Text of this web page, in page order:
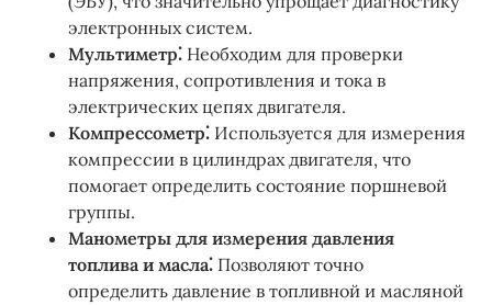
электронных систем.
Мультиметр⁚ Необходим для проверки
напряжения, сопротивления и тока в
электрических цепях двигателя.
Компрессометр⁚ Используется для измерения
компрессии в цилиндрах двигателя, что
помогает определить состояние поршневой
группы.
Манометры для измерения давления
топлива и масла⁚ Позволяют точно
определить давление в топливной и масляной